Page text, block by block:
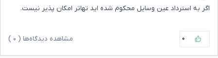
اگر به استرداد عین وسایل محکوم شده اید تهاتر امکان پذیر نیست.
۰ مشاهده دیدگاه‌ها ( ۰